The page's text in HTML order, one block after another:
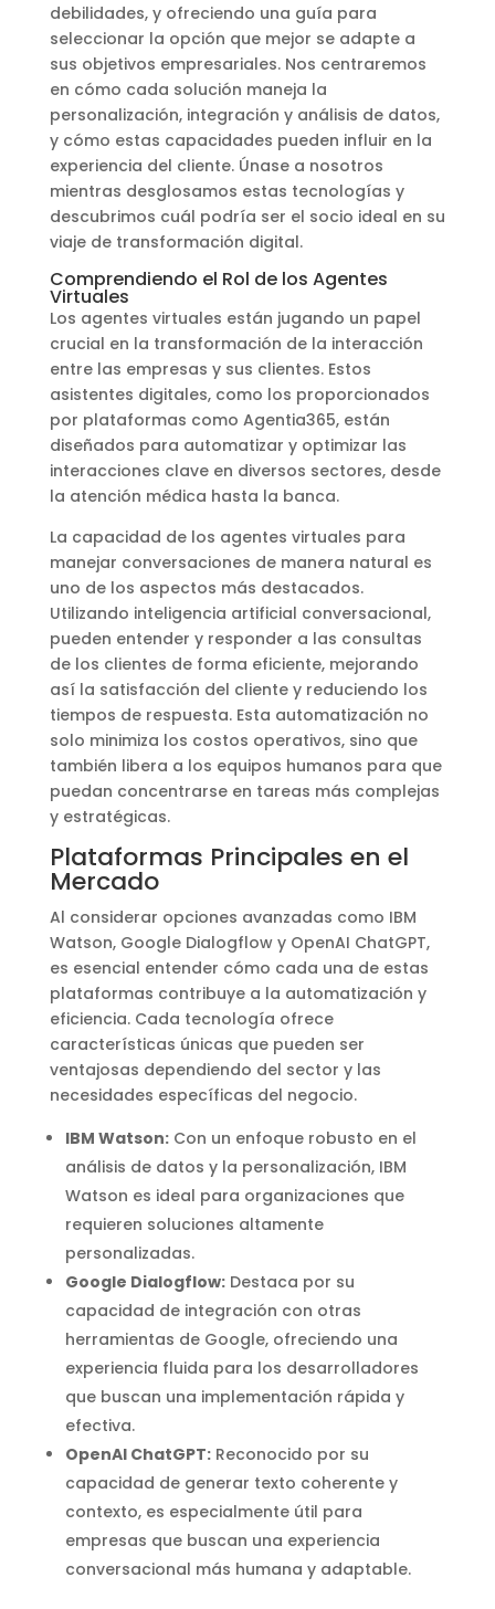
debilidades, y ofreciendo una guía para
seleccionar la opción que mejor se adapte a
sus objetivos empresariales. Nos centraremos
en cómo cada solución maneja la
personalización, integración y análisis de datos,
y cómo estas capacidades pueden influir en la
experiencia del cliente. Únase a nosotros
mientras desglosamos estas tecnologías y
descubrimos cuál podría ser el socio ideal en su
viaje de transformación digital.
Comprendiendo el Rol de los Agentes
Virtuales
Los agentes virtuales están jugando un papel
crucial en la transformación de la interacción
entre las empresas y sus clientes. Estos
asistentes digitales, como los proporcionados
por plataformas como Agentia365, están
diseñados para automatizar y optimizar las
interacciones clave en diversos sectores, desde
la atención médica hasta la banca.
La capacidad de los agentes virtuales para
manejar conversaciones de manera natural es
uno de los aspectos más destacados.
Utilizando inteligencia artificial conversacional,
pueden entender y responder a las consultas
de los clientes de forma eficiente, mejorando
así la satisfacción del cliente y reduciendo los
tiempos de respuesta. Esta automatización no
solo minimiza los costos operativos, sino que
también libera a los equipos humanos para que
puedan concentrarse en tareas más complejas
y estratégicas.
Plataformas Principales en el
Mercado
Al considerar opciones avanzadas como IBM
Watson, Google Dialogflow y OpenAI ChatGPT,
es esencial entender cómo cada una de estas
plataformas contribuye a la automatización y
eficiencia. Cada tecnología ofrece
características únicas que pueden ser
ventajosas dependiendo del sector y las
necesidades específicas del negocio.
IBM Watson:Con un enfoque robusto en el
análisis de datos y la personalización, IBM
Watson es ideal para organizaciones que
requieren soluciones altamente
personalizadas.
Google Dialogflow:Destaca por su
capacidad de integración con otras
herramientas de Google, ofreciendo una
experiencia fluida para los desarrolladores
que buscan una implementación rápida y
efectiva.
OpenAI ChatGPT:Reconocido por su
capacidad de generar texto coherente y
contexto, es especialmente útil para
empresas que buscan una experiencia
conversacional más humana y adaptable.